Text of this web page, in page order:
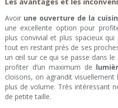
Avoir une ouverture de la
une excellente option pour
plus convivial et plus spacieux
tout en restant prés de ses
un œil sur ce qui se passe dans
profiter d’un maximum de
cloisons, on agrandit visuellement
plus de volume. Très intéressant
de petite taille.